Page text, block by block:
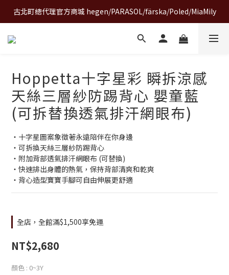
A World of Wonder 奇想世界特展｜套票熱賣中
古北町總代理官方商城 hegen/PARASOL/färska/Poled/MiaMily
A World of Wonder 奇想世界特展｜套票熱賣中
Hoppetta十字星彩 瞬拆涼感
天絲三層紗防踢背心 嬰童藍
(可拆替換透氣排汗網眼布)
・十字星圖案象徵著永遠陪伴在你身邊
・可拆換天絲三層紗防踢背心
・附加背部透氣排汗網眼布 (可替換)
・快速排出身體的熱氣，保持背部清爽和乾爽
・背心造型寶寶手腳可自由伸展更舒適
全店，全館滿$1,500享免運
NT$2,680
顏色 : 0~3Y